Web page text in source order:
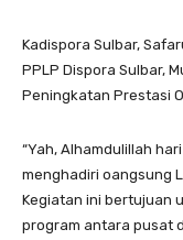
Kadispora Sulbar,
PPLP Dispora Sulbar,
Peningkatan Prestasi
“Yah, Alhamdulillah
menghadiri oangsung
Kegiatan ini bertujuan
program antara pusat